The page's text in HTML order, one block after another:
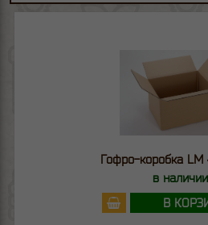
Гофро-коробка LM
в наличии
В